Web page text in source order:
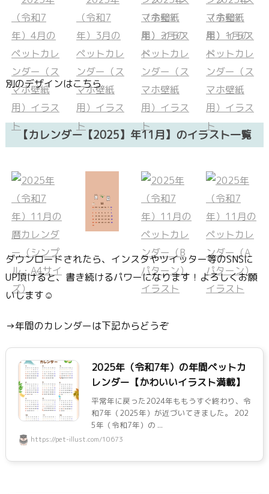
別のデザインはこちら
【カレンダー【2025】年11月】のイラスト一覧
ダウンロードされたら、インスタやツイッター等のSNSに
UP頂けると、書き続けるパワーになります！よろしくお願
いします☺
→年間のカレンダーは下記からどうぞ
2025年（令和7年）の年間ペットカ
レンダー【かわいいイラスト満載】
平常年に戻った2024年ももうすぐ終わり、令
和7年（2025年）が近づいてきました。 202
5年（令和7年）の ...
https://pet-illust.com/10673